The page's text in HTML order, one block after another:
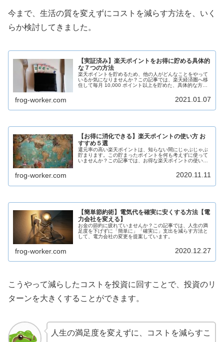
今まで、生活の質を変えずにコストを減らす方法を、いく
らか検討してきました。
【実証済み】楽天ポイントをお得に貯める具体的
な７つの方法
楽天ポイントを貯めるため、他の人がどんなことをやって
いるか気になりませんか？この記事では、楽天経済圏へ移
住して毎月 10,000 ポイント以上を貯めた、具体的な方法
frog-worker.com 2021.01.07
【お得に消化できる】楽天ポイントの使い方 お
すすめ５選
還元率の高い楽天ポイントは、知らない間にじゃぶじゃぶ
貯まります。この貯まったポイントを何も考えずに使って
いませんか？この記事では、お得な楽天ポイントの使い方
frog-worker.com 2020.11.11
【簡単節約術】電気代を確実に安くする方法【電
力会社を変える】
お金の節約に疲れていませんか？この記事では、人生の満
足度を下げずに「簡単に」「確実に」支出を減らす方法と
して、電力会社の変更を提案しています。
frog-worker.com 2020.12.27
こうやって減らしたコストを投資に回すことで、投資のリ
ターンを大きくすることができます。
人生の満足度を変えずに、コストを減らすこ